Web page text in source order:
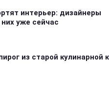
интерьер: дизайнеры
уже сейчас
из старой кулинарной